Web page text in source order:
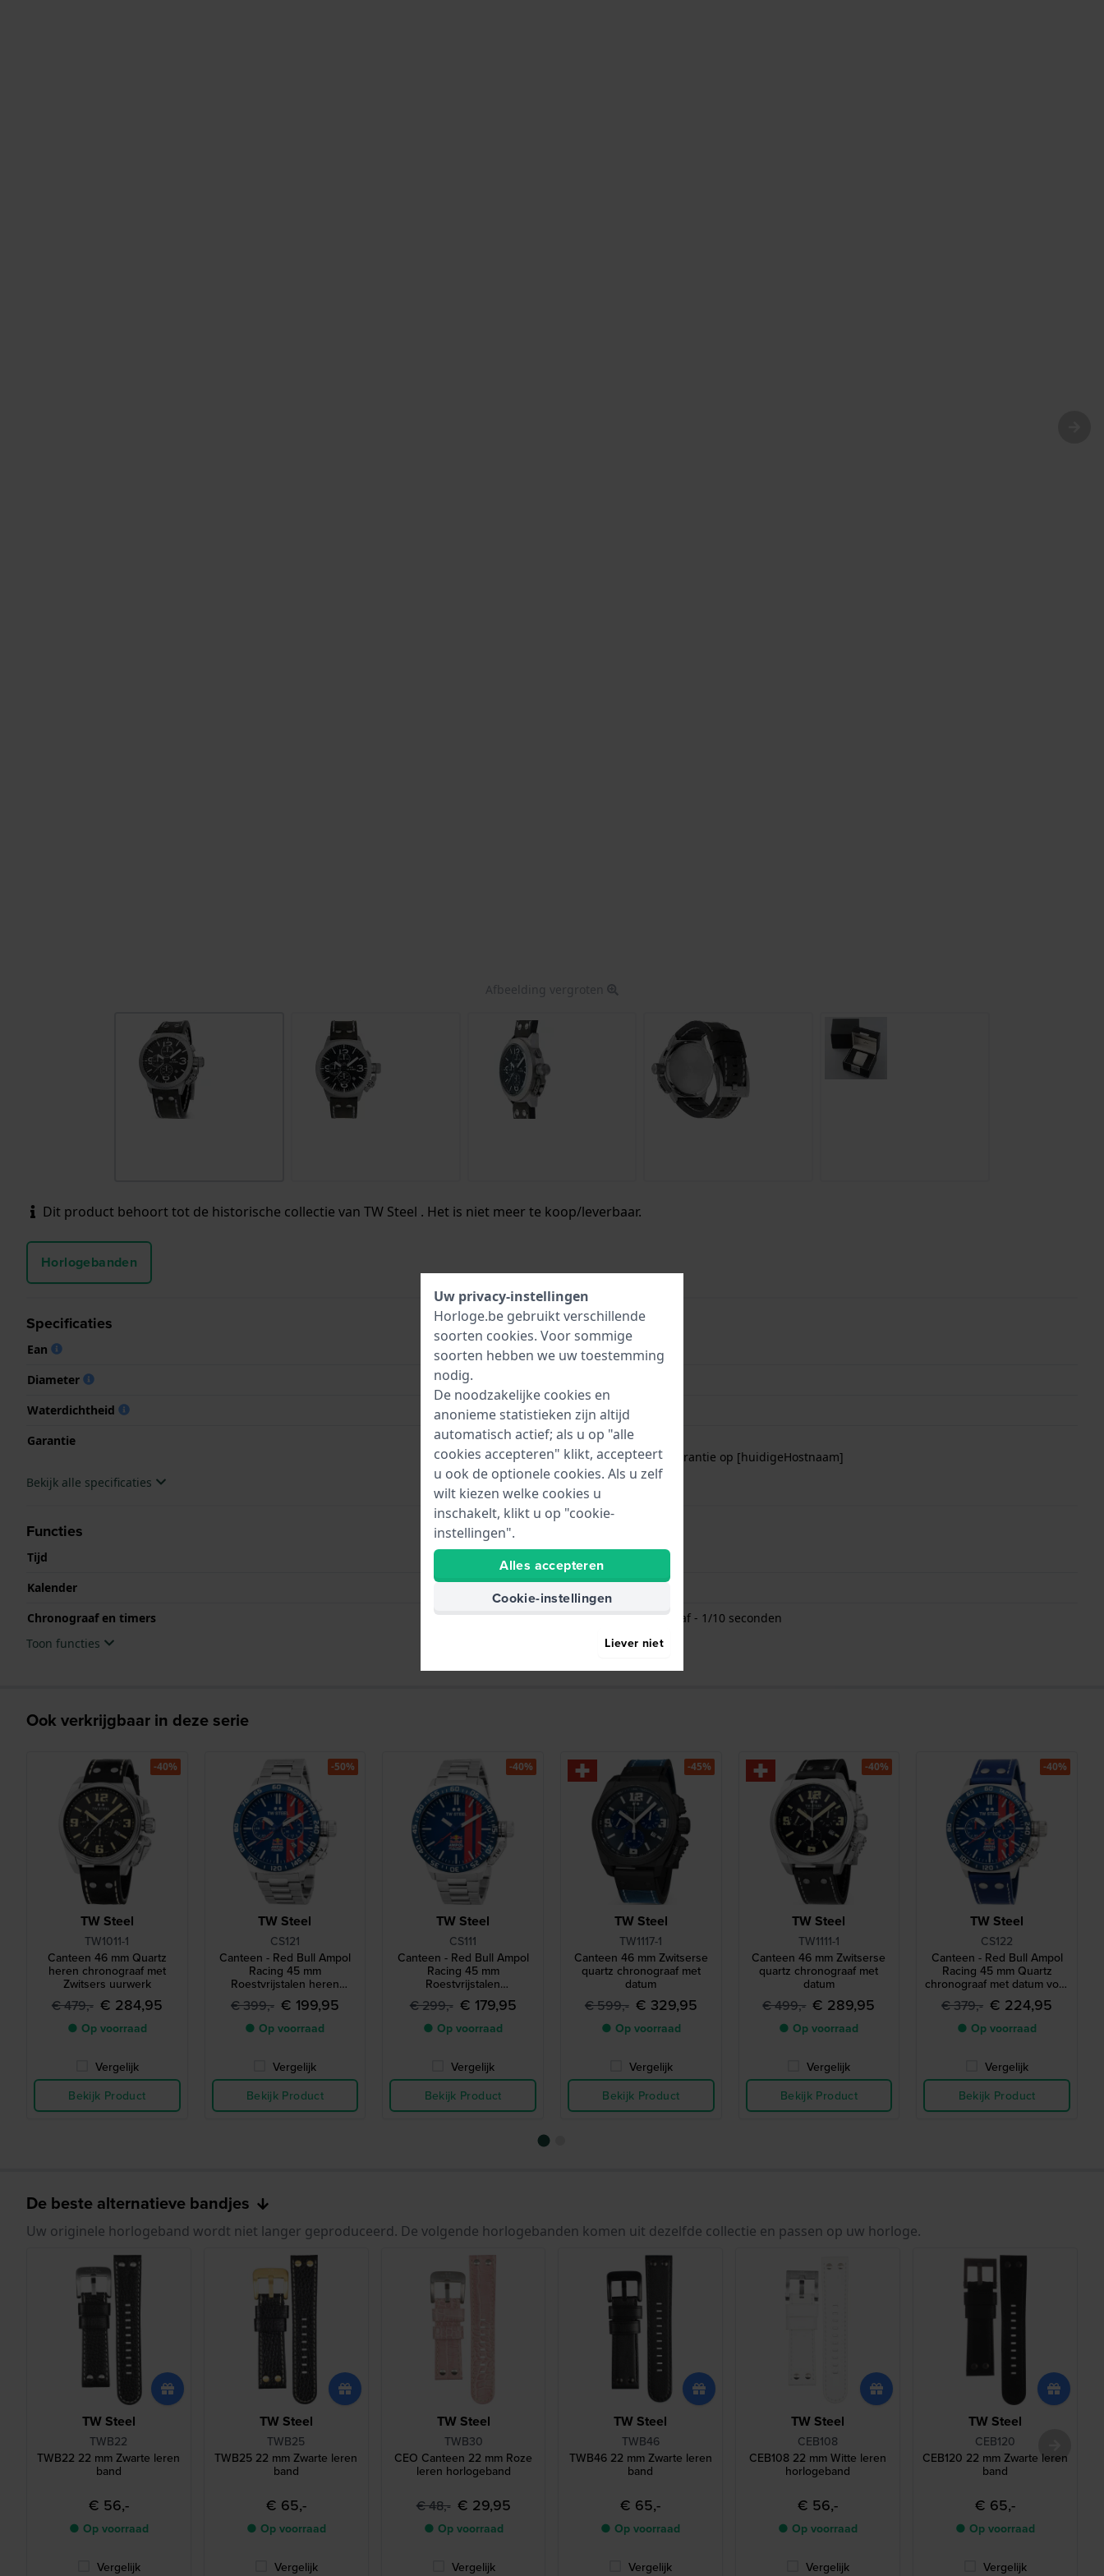
Afbeelding vergroten
Dit product behoort tot de historische collectie van TW Steel . Het is niet meer te koop/leverbaar.
Horlogebanden
Specificaties
Ean
8720039112803
Diameter
Waterdichtheid
10 Bar (zwemmen)
Garantie
2 jaar garantie
Gratis1 jaar extra garantie op [huidigeHostnaam]
Bekijk alle specificaties
Functies
Tijd
Uren - Analoge wijzer
Kalender
Datum - Venster
Chronograaf en timers
Stopwatch / Chronograaf - 1/10 seconden
Toon functies
Ook verkrijgbaar in deze serie
TW Steel
TW1011-1
Canteen 46 mm Quartz
heren chronograaf met
Zwitsers uurwerk
€ 479,- € 284,95
● Op voorraad
Vergelijk
Bekijk Product
-40%
TW Steel
CS121
Canteen - Red Bull Ampol
Racing 45 mm
Roestvrijstalen heren
chronograaf met datum
€ 399,- € 199,95
● Op voorraad
Vergelijk
Bekijk Product
-50%
TW Steel
CS111
Canteen - Red Bull Ampol
Racing 45 mm
Roestvrijstalen
herenhorloge
€ 299,- € 179,95
● Op voorraad
Vergelijk
Bekijk Product
-40%
TW Steel
TW1117-1
Canteen 46 mm Zwitserse
quartz chronograaf met
datum
€ 599,- € 329,95
● Op voorraad
Vergelijk
Bekijk Product
-45%
TW Steel
TW1111-1
Canteen 46 mm Zwitserse
quartz chronograaf met
datum
€ 499,- € 289,95
● Op voorraad
Vergelijk
Bekijk Product
-40%
TW Steel
CS122
Canteen - Red Bull Ampol
Racing 45 mm Quartz
chronograaf met datum voor
heren
€ 379,- € 224,95
● Op voorraad
Vergelijk
Bekijk Product
-40%
De beste alternatieve bandjes
Uw originele horlogeband wordt niet langer geproduceerd. De volgende horlogebanden komen uit dezelfde collectie en passen op uw horloge.
TW Steel
TWB22
TWB22 22 mm Zwarte leren
band
€ 56,-
● Op voorraad
Vergelijk
TW Steel
TWB25
TWB25 22 mm Zwarte leren
band
€ 65,-
● Op voorraad
Vergelijk
TW Steel
TWB30
CEO Canteen 22 mm Roze
leren horlogeband
€ 48,- € 29,95
● Op voorraad
Vergelijk
TW Steel
TWB46
TWB46 22 mm Zwarte leren
band
€ 65,-
● Op voorraad
Vergelijk
TW Steel
CEB108
CEB108 22 mm Witte leren
horlogeband
€ 56,-
● Op voorraad
Vergelijk
TW Steel
CEB120
CEB120 22 mm Zwarte leren
band
€ 65,-
● Op voorraad
Vergelijk
Uw privacy-instellingen
Horloge.be gebruikt verschillende
soorten cookies. Voor sommige
soorten hebben we uw toestemming
nodig.
De noodzakelijke cookies en
anonieme statistieken zijn altijd
automatisch actief; als u op "alle
cookies accepteren" klikt, accepteert
u ook de optionele cookies. Als u zelf
wilt kiezen welke cookies u
inschakelt, klikt u op "cookie-
instellingen".
Alles accepteren
Cookie-instellingen
Liever niet